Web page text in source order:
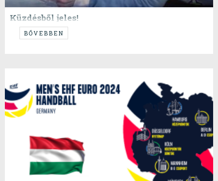
Küzdésből jeles!
...ötödik a magyar válogatott...
BŐVEBBEN